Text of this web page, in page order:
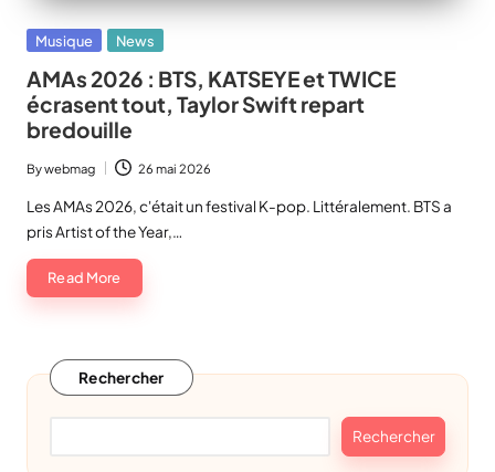
Posted
Musique News
AMAs 2026 : BTS, KATSEYE et TWICE
écrasent tout, Taylor Swift repart
bredouille
Posted
by
Bywebmag 26 mai 2026
Les AMAs 2026, c'était un festival K-pop. Littéralement. BTS a
pris Artist of the Year,…
Read More
Rechercher
Rechercher